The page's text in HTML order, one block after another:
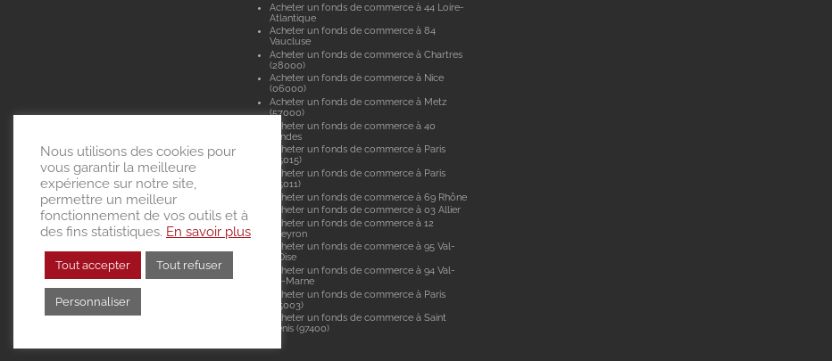
Acheter un fonds de commerce à 44 Loire-
Atlantique
Acheter un fonds de commerce à 84
Vaucluse
Acheter un fonds de commerce à Chartres
(28000)
Acheter un fonds de commerce à Nice
(06000)
Acheter un fonds de commerce à Metz
(57000)
Acheter un fonds de commerce à 40
Landes
Acheter un fonds de commerce à Paris
(75015)
Acheter un fonds de commerce à Paris
(75011)
Acheter un fonds de commerce à 69 Rhône
Acheter un fonds de commerce à 03 Allier
Acheter un fonds de commerce à 12
Aveyron
Acheter un fonds de commerce à 95 Val-
d'Oise
Acheter un fonds de commerce à 94 Val-
de-Marne
Acheter un fonds de commerce à Paris
(75003)
Acheter un fonds de commerce à Saint
Denis (97400)
Nous utilisons des cookies pour
vous garantir la meilleure
expérience sur notre site,
permettre un meilleur
fonctionnement de vos outils et à
des fins statistiques. En savoir plus
Tout accepter Tout refuser
Personnaliser